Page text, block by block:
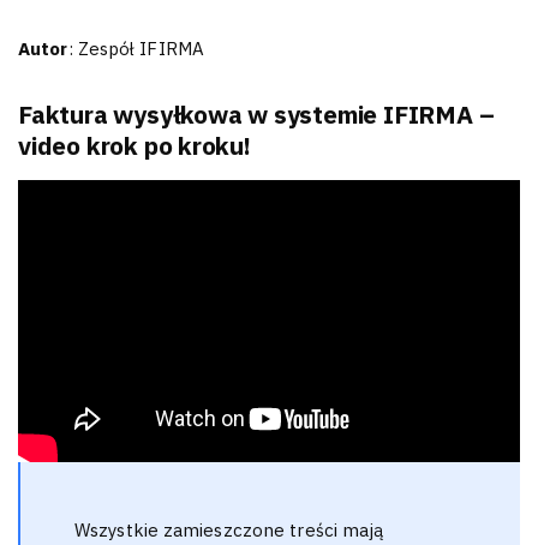
Autor: Zespół IFIRMA
Faktura wysyłkowa w systemie IFIRMA –
video krok po kroku!
Wszystkie zamieszczone treści mają